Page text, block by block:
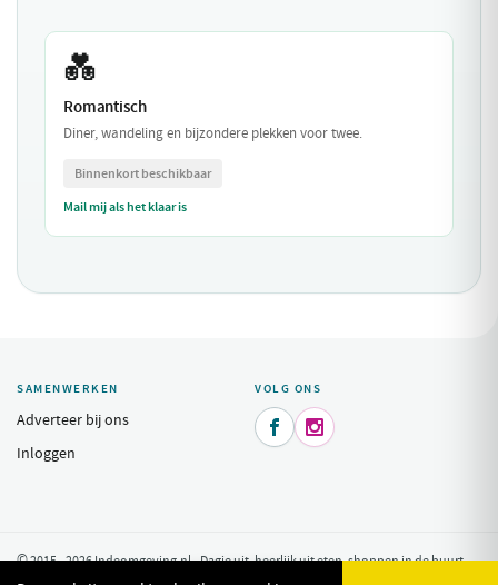
💑
Romantisch
Diner, wandeling en bijzondere plekken voor twee.
Binnenkort beschikbaar
Mail mij als het klaar is
SAMENWERKEN
Adverteer bij ons
Inloggen
VOLG ONS
 
© 2015 - 2026 Indeomgeving.nl - Dagje uit, heerlijk uit eten, shoppen in de buurt
van uw vakantiepark. Privacy Policy